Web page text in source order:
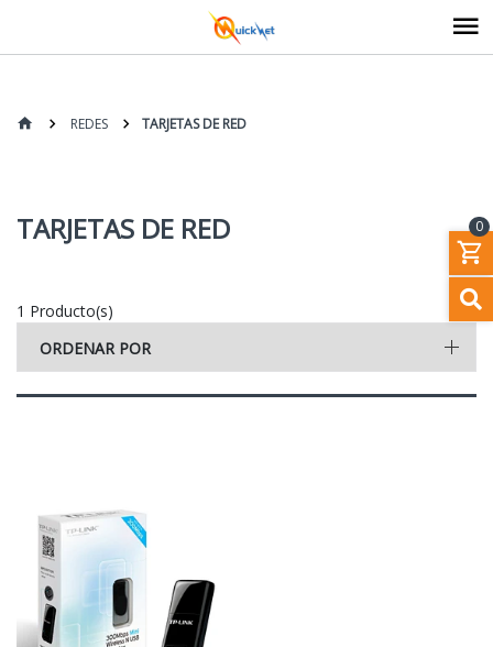
0
REDES TARJETAS DE RED
TARJETAS DE RED
1 Producto(s)
ORDENAR POR